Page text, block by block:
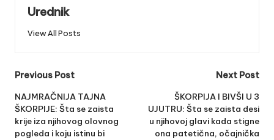
Urednik
View All Posts
Post
navigation
Previous Post
NAJMRAČNIJA TAJNA
ŠKORPIJE: Šta se zaista
krije iza njihovog olovnog
pogleda i koju istinu bi
Next Post
ŠKORPIJA I BIVŠI U 3
UJUTRU: Šta se zaista desi
u njihovoj glavi kada stigne
ona patetična, očajnička